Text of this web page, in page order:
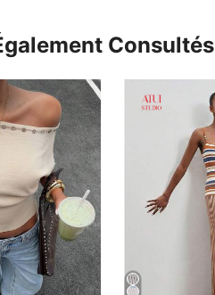
Consultés